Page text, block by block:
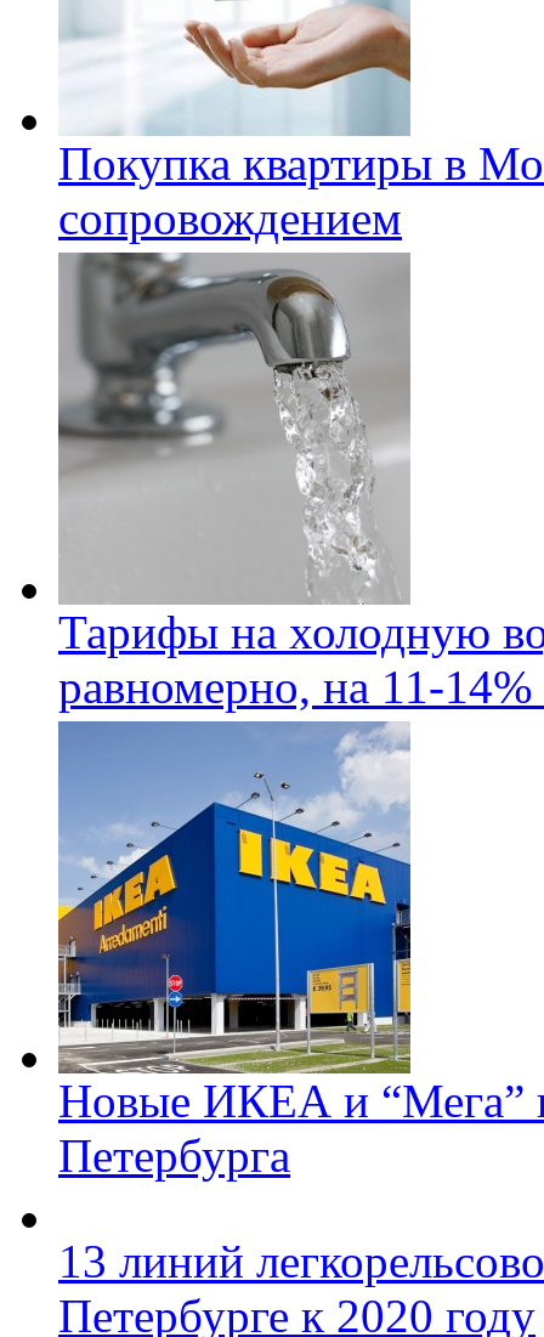
Покупка квартиры в
сопровождением
Тарифы на холодную
равномерно, на 11-14%
Новые ИКЕА и “Мега”
Петербурга
13 линий
Петербурге к 2020 году